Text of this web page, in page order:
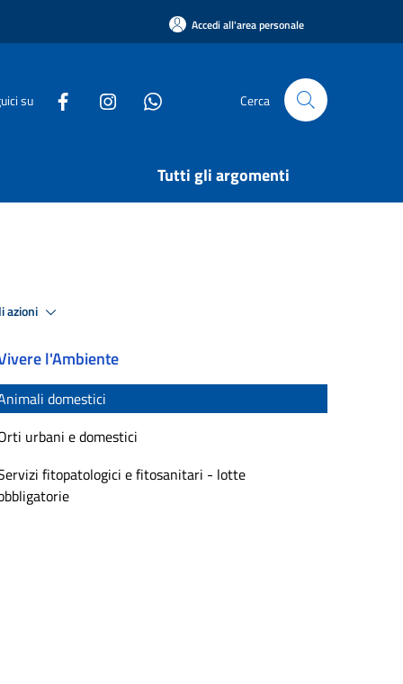
Accedi all'area personale
su Cerca
Tutti gli argomenti
azioni
l'Ambiente
domestici
urbani e domestici
fitopatologici e fitosanitari - lotte